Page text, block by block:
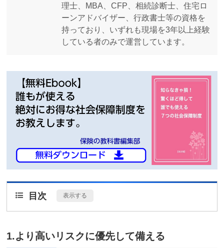
理士、MBA、CFP、相続診断士、住宅ロ
ーンアドバイザー、行政書士等の資格を
持っており、いずれも現場を3年以上経験
している者のみで運営しています。
目次 表示する
1.より高いリスクに優先して備える